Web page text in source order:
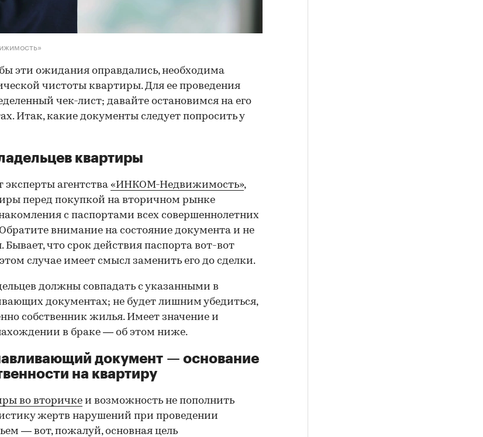
эти ожидания оправдались, необходима
чистоты квартиры. Для ее проведения
чек-лист; давайте остановимся на его
Итак, какие документы следует попросить у
квартиры
агентства «ИНКОМ-Недвижимость»,
перед покупкой на вторичном рынке
с паспортами всех совершеннолетних
внимание на состояние документа и не
Бывает, что срок действия паспорта вот-вот
случае имеет смысл заменить его до сделки.
должны совпадать с указанными в
документах; не будет лишним убедиться,
собственник жилья. Имеет значение и
в браке — об этом ниже.
документ — основание
на квартиру
во вторичке и возможность не пополнить
жертв нарушений при проведении
— вот, пожалуй, основная цель